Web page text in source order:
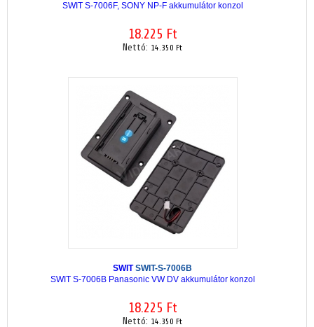
SWIT S-7006F, SONY NP-F akkumulátor konzol
18.225 Ft
Nettó: 14.350 Ft
SWITSWIT-S-7006B
SWIT S-7006B Panasonic VW DV akkumulátor konzol
18.225 Ft
Nettó: 14.350 Ft